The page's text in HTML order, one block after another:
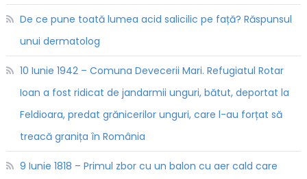
De ce pune toată lumea acid salicilic pe față? Răspunsul
unui dermatolog
10 Iunie 1942 – Comuna Devecerii Mari. Refugiatul Rotar
Ioan a fost ridicat de jandarmii unguri, bătut, deportat la
Feldioara, predat grănicerilor unguri, care l-au forțat să
treacă granița în România
9 Iunie 1818 – Primul zbor cu un balon cu aer cald care